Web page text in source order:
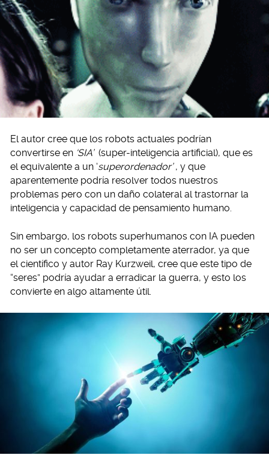
El autor cree que los robots actuales podrían
convertirse en ‘SIA’ (super-inteligencia artificial), que es
el equivalente a un ‘superordenador’ , y que
aparentemente podría resolver todos nuestros
problemas pero con un daño colateral al trastornar la
inteligencia y capacidad de pensamiento humano.
Sin embargo, los robots superhumanos con IA pueden
no ser un concepto completamente aterrador, ya que
el científico y autor Ray Kurzweil, cree que este tipo de
“seres” podría ayudar a erradicar la guerra, y esto los
convierte en algo altamente útil.